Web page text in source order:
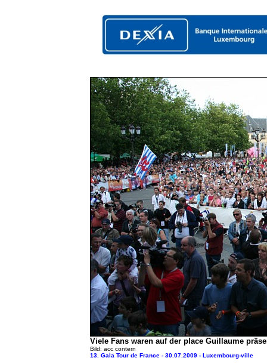
Viele Fans waren auf der place Guillaume
Bild: acc contern
13. Gala Tour de France - 30.07.2009 - Luxembourg-ville